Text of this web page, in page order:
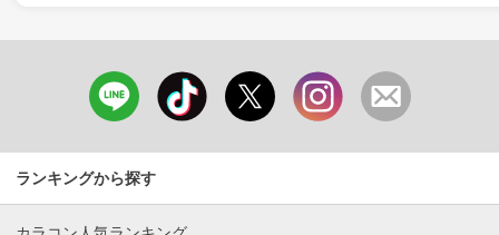
ランキングから探す